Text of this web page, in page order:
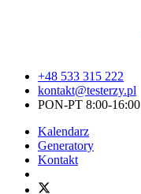
+48 533 315 222
kontakt@testerzy.pl
PON-PT 8:00-16:00
Kalendarz
Generatory
Kontakt